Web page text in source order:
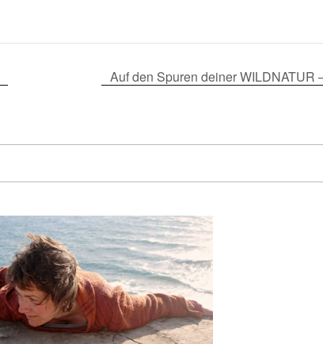
Auf den Spuren deiner WILDNATUR